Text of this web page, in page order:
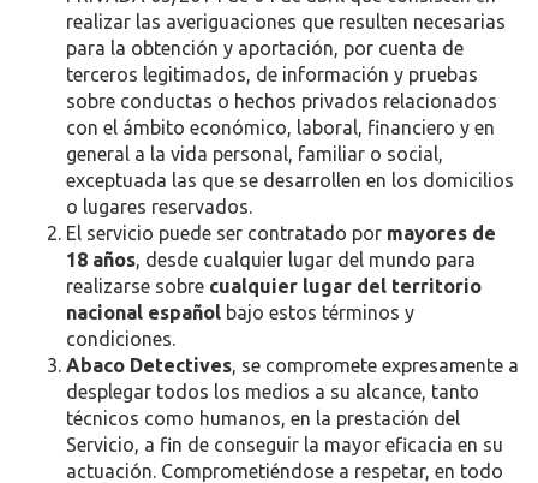
realizar las averiguaciones que resulten necesarias
para la obtención y aportación, por cuenta de
terceros legitimados, de información y pruebas
sobre conductas o hechos privados relacionados
con el ámbito económico, laboral, financiero y en
general a la vida personal, familiar o social,
exceptuada las que se desarrollen en los domicilios
o lugares reservados.
El servicio puede ser contratado por mayores de
18 años, desde cualquier lugar del mundo para
realizarse sobre cualquier lugar del territorio
nacional español bajo estos términos y
condiciones.
Abaco Detectives, se compromete expresamente a
desplegar todos los medios a su alcance, tanto
técnicos como humanos, en la prestación del
Servicio, a fin de conseguir la mayor eficacia en su
actuación. Comprometiéndose a respetar, en todo